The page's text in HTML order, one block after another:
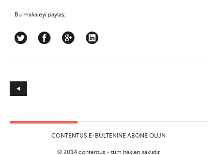
Bu makaleyi paylaş:
CONTENTUS E-BÜLTENINE ABONE OLUN
© 2014 contentus - tüm hakları saklıdır